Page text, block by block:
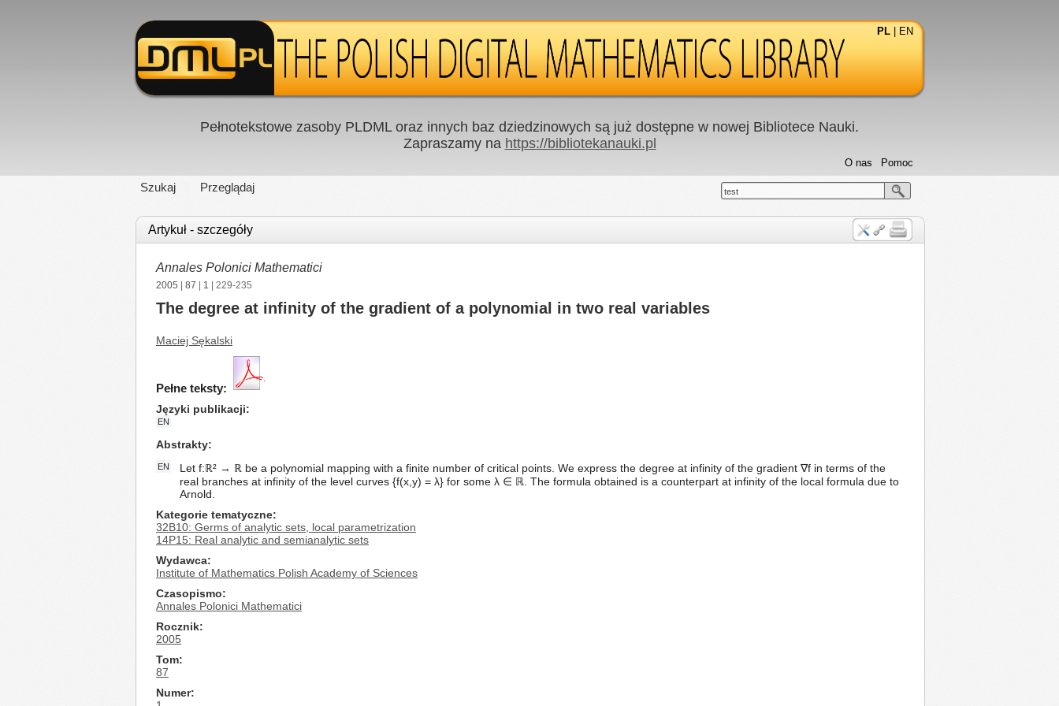
PL EN
Pełnotekstowe zasoby PLDML oraz innych baz dziedzinowych są już dostępne w nowej Bibliotece Nauki.
Zapraszamy na https://bibliotekanauki.pl
Szukaj Przeglądaj
Pomoc
O nas
test
Artykuł - szczegóły
Annales Polonici Mathematici
2005 87 1 | 229-235
The degree at infinity of the gradient of a polynomial in two real variables
Maciej Sękalski
Pełne teksty:
Języki publikacji
EN
Abstrakty
EN
Let f:ℝ² → ℝ be a polynomial mapping with a finite number of critical points. We express the degree at infinity of the gradient ∇f in terms of the
real branches at infinity of the level curves {f(x,y) = λ} for some λ ∈ ℝ. The formula obtained is a counterpart at infinity of the local formula due to
Arnold.
Kategorie tematyczne
32B10: Germs of analytic sets, local parametrization
14P15: Real analytic and semianalytic sets
Wydawca
Institute of Mathematics Polish Academy of Sciences
Czasopismo
Annales Polonici Mathematici
Rocznik
2005
Tom
87
Numer